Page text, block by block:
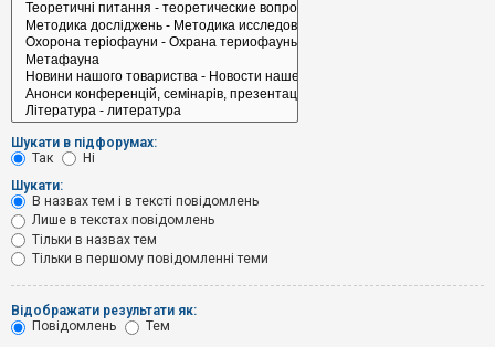
в
н
т
е
м
и
о
ш
Шукати в підфорумах:
Так
Ні
Шукати:
В назвах тем і в тексті повідомлень
Лише в текстах повідомлень
Тільки в назвах тем
Тільки в першому повідомленні теми
Відображати результати як:
Повідомлень
Тем